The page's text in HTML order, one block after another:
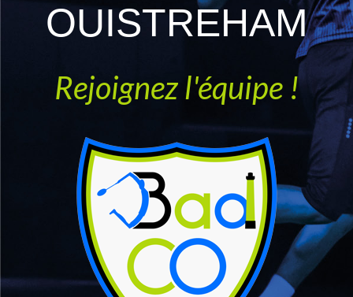
OUISTREHAM
Rejoignez l'équipe !